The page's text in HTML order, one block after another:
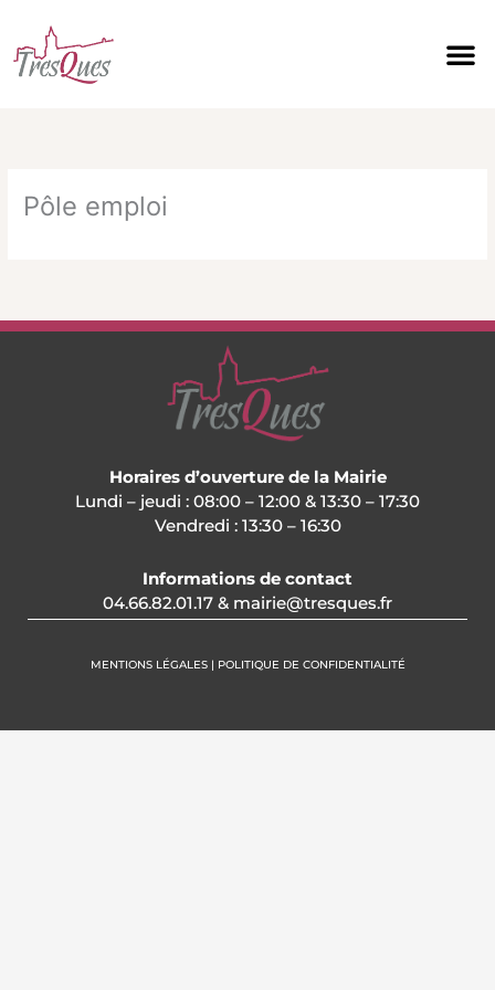
contenu
Pôle emploi
Horaires d’ouverture de la Mairie
Lundi – jeudi : 08:00 – 12:00 & 13:30 – 17:30
Vendredi : 13:30 – 16:30
Informations de contact
04.66.82.01.17 & mairie@tresques.fr
MENTIONS LÉGALES | POLITIQUE DE CONFIDENTIALITÉ